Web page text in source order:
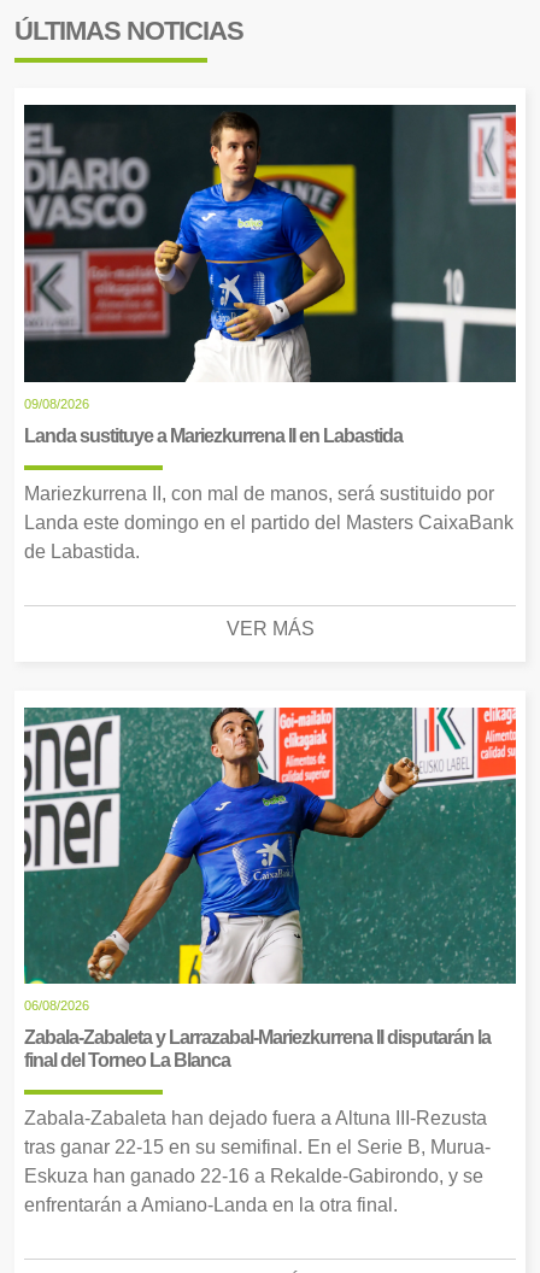
ÚLTIMAS NOTICIAS
09/08/2026
Landa sustituye a Mariezkurrena II en Labastida
Mariezkurrena II, con mal de manos, será sustituido por
Landa este domingo en el partido del Masters CaixaBank
de Labastida.
VER MÁS
06/08/2026
Zabala-Zabaleta y Larrazabal-Mariezkurrena II disputarán la
final del Torneo La Blanca
Zabala-Zabaleta han dejado fuera a Altuna III-Rezusta
tras ganar 22-15 en su semifinal. En el Serie B, Murua-
Eskuza han ganado 22-16 a Rekalde-Gabirondo, y se
enfrentarán a Amiano-Landa en la otra final.